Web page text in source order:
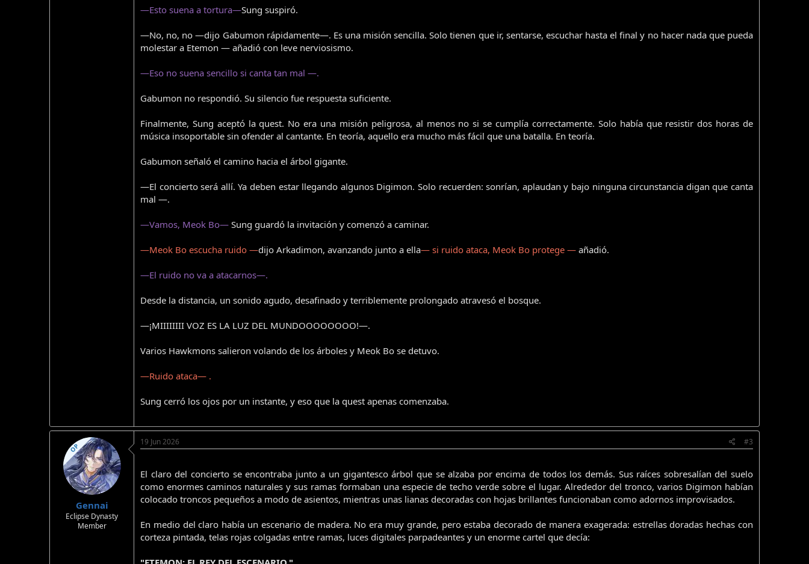
—Esto suena a tortura—Sung suspiró.
—No, no, no —dijo Gabumon rápidamente—. Es una misión sencilla. Solo tienen que ir, sentarse, escuchar hasta el final y no hacer nada que pueda
molestar a Etemon — añadió con leve nerviosismo.
—Eso no suena sencillo si canta tan mal —.
Gabumon no respondió. Su silencio fue respuesta suficiente.
Finalmente, Sung aceptó la quest. No era una misión peligrosa, al menos no si se cumplía correctamente. Solo había que resistir dos horas de
música insoportable sin ofender al cantante. En teoría, aquello era mucho más fácil que una batalla. En teoría.
Gabumon señaló el camino hacia el árbol gigante.
—El concierto será allí. Ya deben estar llegando algunos Digimon. Solo recuerden: sonrían, aplaudan y bajo ninguna circunstancia digan que canta
mal —.
—Vamos, Meok Bo— Sung guardó la invitación y comenzó a caminar.
—Meok Bo escucha ruido —dijo Arkadimon, avanzando junto a ella— si ruido ataca, Meok Bo protege — añadió.
—El ruido no va a atacarnos—.
Desde la distancia, un sonido agudo, desafinado y terriblemente prolongado atravesó el bosque.
—¡MIIIIIIII VOZ ES LA LUZ DEL MUNDOOOOOOOO!—.
Varios Hawkmons salieron volando de los árboles y Meok Bo se detuvo.
—Ruido ataca— .
Sung cerró los ojos por un instante, y eso que la quest apenas comenzaba.
OP
Gennai
Eclipse Dynasty
Member
19 Jun 2026 #3
El claro del concierto se encontraba junto a un gigantesco árbol que se alzaba por encima de todos los demás. Sus raíces sobresalían del suelo
como enormes caminos naturales y sus ramas formaban una especie de techo verde sobre el lugar. Alrededor del tronco, varios Digimon habían
colocado troncos pequeños a modo de asientos, mientras unas lianas decoradas con hojas brillantes funcionaban como adornos improvisados.
En medio del claro había un escenario de madera. No era muy grande, pero estaba decorado de manera exagerada: estrellas doradas hechas con
corteza pintada, telas rojas colgadas entre ramas, luces digitales parpadeantes y un enorme cartel que decía: